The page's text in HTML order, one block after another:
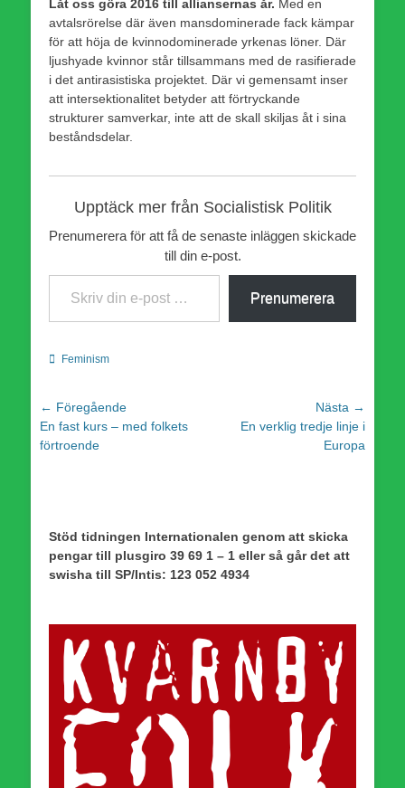
Låt oss göra 2016 till alliansernas år. Med en
avtalsrörelse där även mansdominerade fack kämpar
för att höja de kvinnodominerade yrkenas löner. Där
ljushyade kvinnor står tillsammans med de rasifierade
i det antirasistiska projektet. Där vi gemensamt inser
att intersektionalitet betyder att förtryckande
strukturer samverkar, inte att de skall skiljas åt i sina
beståndsdelar.
Upptäck mer från Socialistisk Politik
Prenumerera för att få de senaste inläggen skickade
till din e-post.
Skriv din e-post …
Prenumerera
Kategorier
Feminism
Inläggsnavigering
← Föregående
Föregående
inlägg:
En fast kurs – med folkets
förtroende
Nästa →
En verklig tredje linje i
Europa
Stöd tidningen Internationalen genom att skicka
pengar till plusgiro 39 69 1 – 1 eller så går det att
swisha till SP/Intis: 123 052 4934